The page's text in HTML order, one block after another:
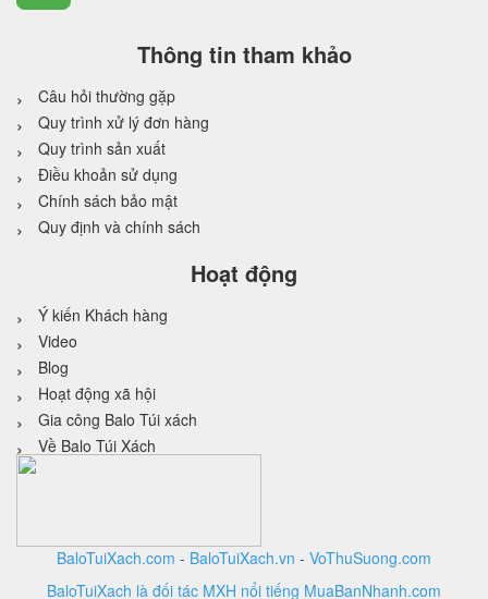
Thông tin tham khảo
Câu hỏi thường gặp
Quy trình xử lý đơn hàng
Quy trình sản xuất
Điều khoản sử dụng
Chính sách bảo mật
Quy định và chính sách
Hoạt động
Ý kiến Khách hàng
Video
Blog
Hoạt động xã hội
Gia công Balo Túi xách
Về Balo Túi Xách
BaloTuiXach.com - BaloTuiXach.vn - VoThuSuong.com
BaloTuiXach là đối tác MXH nổi tiếng MuaBanNhanh.com